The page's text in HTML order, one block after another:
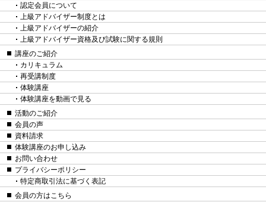
認定会員について
上級アドバイザー制度とは
上級アドバイザーの紹介
上級アドバイザー資格及び試験に関する規則
講座のご紹介
カリキュラム
再受講制度
体験講座
体験講座を動画で見る
活動のご紹介
会員の声
資料請求
体験講座のお申し込み
お問い合わせ
プライバシーポリシー
特定商取引法に基づく表記
会員の方はこちら